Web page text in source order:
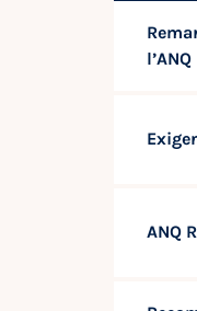
l’ANQ
ANQ